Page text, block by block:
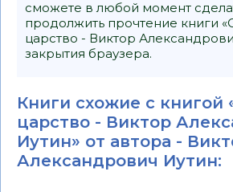
сможете в любой момент
продолжить прочтение книги
царство - Виктор
закрытия браузера.
Книги схожие с книгой
царство - Виктор
Иутин» от автора -
Александрович Иутин: